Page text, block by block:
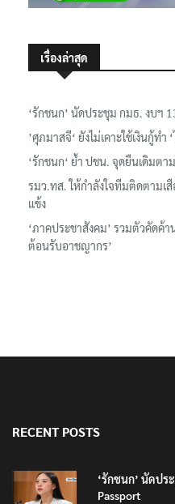
เรื่องล่าสุด
‘รักชนก’ นัดประชุม กมธ. งบฯ
’ศุภมาสจี‘ ยังไม่เคาะใช้เงินกู้ทำ
‘รักชนก‘ ย้ำ ปชน. จุดยืนเดิมต
รมว.ทส. ให้กำลังใจทีมติดตามเ
แข้ง
‘ภาคประชาสังคม’ รวมตัวคัดค้า
ต้อนรับอาชญากร’
RECENT POSTS
‘รักชนก’ นัดปร
Passport